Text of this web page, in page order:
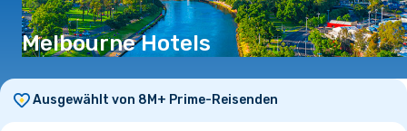
Melbourne Hotels
Ausgewählt von 8M+ Prime-Reisenden